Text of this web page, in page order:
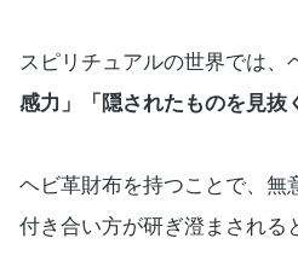
スピリチュアルの世界では、
感力」「隠されたものを見抜
ヘビ革財布を持つことで、無
付き合い方が研ぎ澄まされる